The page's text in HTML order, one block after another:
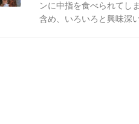
ンに中指を食べられてし
含め、いろいろと興味深